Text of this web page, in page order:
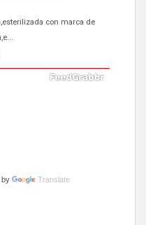
con marca de
callejeros de la zona los
by Translate